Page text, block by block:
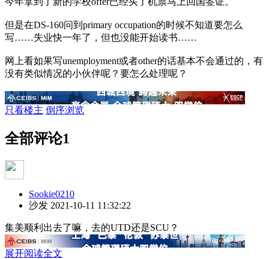
但是在DS-160问到primary occupation的时候不知道要怎么
写……失业快一年了，但也没能开始读书……
网上看如果写unemployment或者other的话基本不会通过的，有
没有类似情况的小伙伴呢？要怎么处理呢？
只看楼主 倒序浏览
全部评论1
Sookie0210
沙发 2021-10-11 11:32:22
集美顺利出去了嘛，去的UTD还是SCU？
展开阅读全文